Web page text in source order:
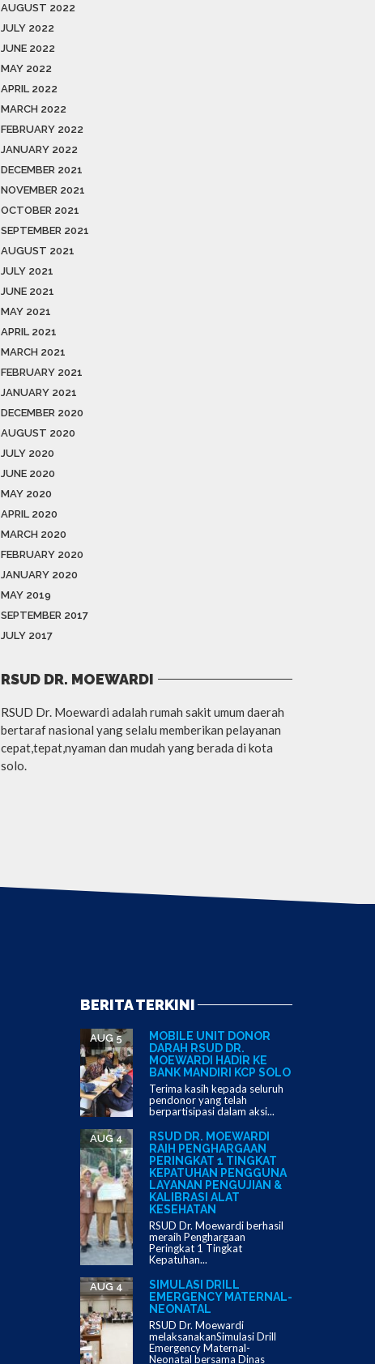
AUGUST 2022
JULY 2022
JUNE 2022
MAY 2022
APRIL 2022
MARCH 2022
FEBRUARY 2022
JANUARY 2022
DECEMBER 2021
NOVEMBER 2021
OCTOBER 2021
SEPTEMBER 2021
AUGUST 2021
JULY 2021
JUNE 2021
MAY 2021
APRIL 2021
MARCH 2021
FEBRUARY 2021
JANUARY 2021
DECEMBER 2020
AUGUST 2020
JULY 2020
JUNE 2020
MAY 2020
APRIL 2020
MARCH 2020
FEBRUARY 2020
JANUARY 2020
MAY 2019
SEPTEMBER 2017
JULY 2017
RSUD DR. MOEWARDI
RSUD Dr. Moewardi adalah rumah sakit umum daerah
bertaraf nasional yang selalu memberikan pelayanan
cepat,tepat,nyaman dan mudah yang berada di kota
solo.
BERITA TERKINI
MOBILE UNIT DONOR
DARAH RSUD DR.
MOEWARDI HADIR KE
BANK MANDIRI KCP SOLO
AUG 5
Terima kasih kepada seluruh
pendonor yang telah
berpartisipasi dalam aksi...
RSUD DR. MOEWARDI
RAIH PENGHARGAAN
PERINGKAT 1 TINGKAT
KEPATUHAN PENGGUNA
LAYANAN PENGUJIAN &
KALIBRASI ALAT
KESEHATAN
AUG 4
RSUD Dr. Moewardi berhasil
meraih Penghargaan
Peringkat 1 Tingkat
Kepatuhan...
SIMULASI DRILL
EMERGENCY MATERNAL-
NEONATAL
AUG 4
RSUD Dr. Moewardi
melaksanakanSimulasi Drill
Emergency Maternal-
Neonatal bersama Dinas